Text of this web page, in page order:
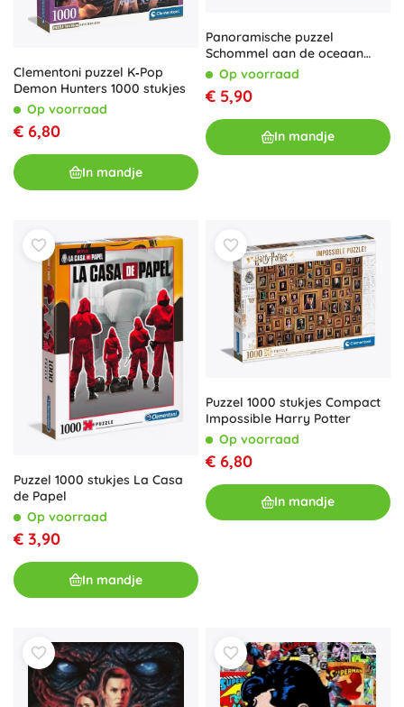
Clementoni puzzel K‑Pop
Demon Hunters 1000 stukjes
Op voorraad
€ 6,80
In mandje
Panoramische puzzel
Schommel aan de oceaan
1000 stukjes CLEMENTONI
Op voorraad
€ 5,90
In mandje
Puzzel 1000 stukjes La Casa
de Papel
Op voorraad
€ 3,90
In mandje
Puzzel 1000 stukjes Compact
Impossible Harry Potter
Op voorraad
€ 6,80
In mandje